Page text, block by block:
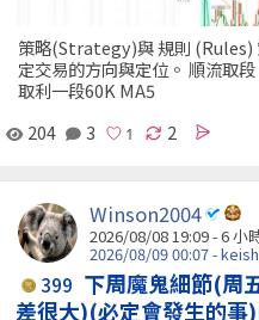
策略(Strategy)與 規則
定交易的方向與定位。 順流取
取利一段60K MA5
204
3 2
Winson2004
2026/08/08 19:09 -6 小
2026/08/09 00:07 -
399 下周魔鬼細節(周
差很大)(必定會發生的事